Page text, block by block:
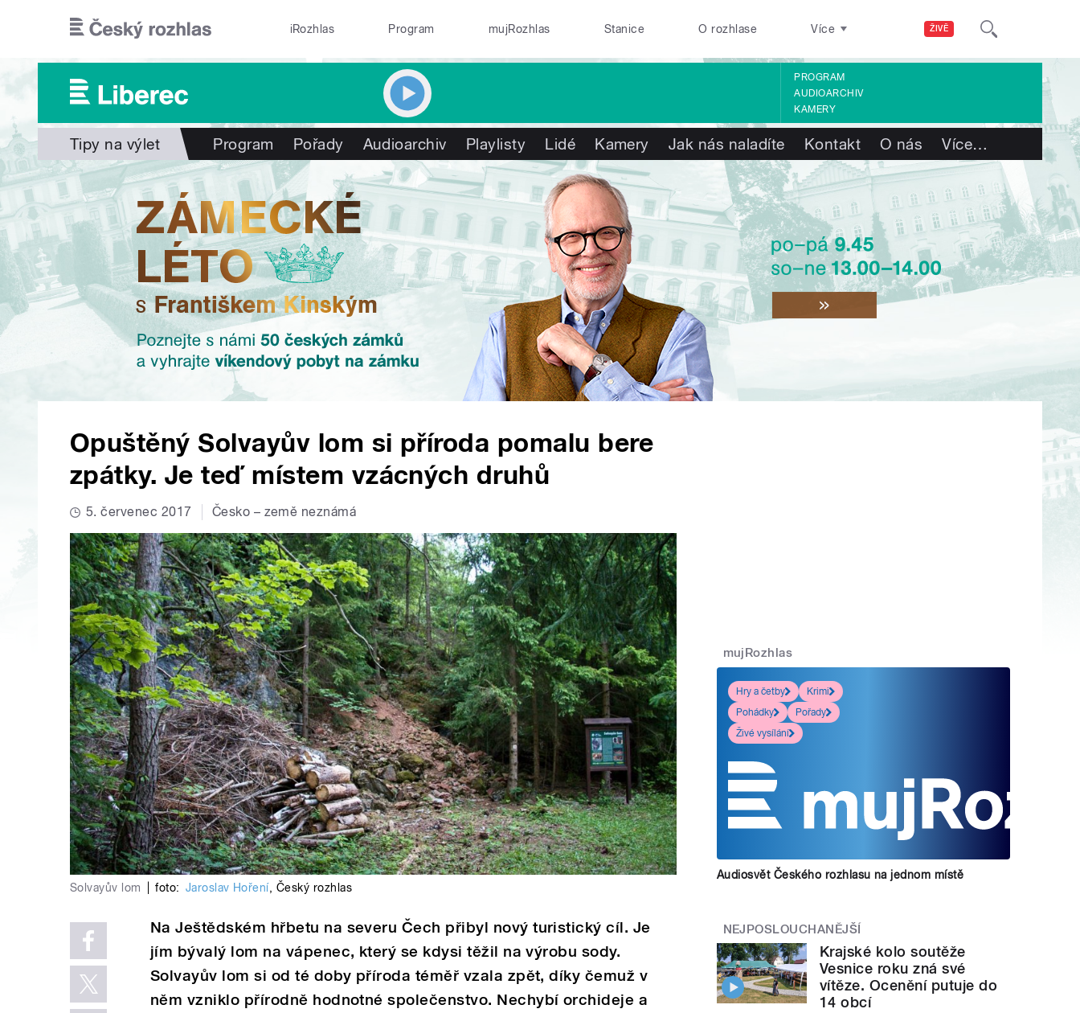
ŽIVĚ
iRozhlas Program mujRozhlas Stanice O rozhlase Více
PROGRAM
AUDIOARCHIV
KAMERY
Tipy na výlet Program Pořady Audioarchiv Playlisty Lidé Kamery Jak nás naladíte Kontakt O nás Více…
Opuštěný Solvayův lom si příroda pomalu bere
zpátky. Je teď místem vzácných druhů
5. červenec 2017 Česko – země neznámá
Solvayův lom foto: Jaroslav Hoření, Český rozhlas
Na Ještědském hřbetu na severu Čech přibyl nový turistický cíl. Je
jím bývalý lom na vápenec, který se kdysi těžil na výrobu sody.
Solvayův lom si od té doby příroda téměř vzala zpět, díky čemuž v
něm vzniklo přírodně hodnotné společenstvo. Nechybí orchideje a
mujRozhlas
Hry a četby
Krimi
Pohádky
Pořady
Živé vysílání
Audiosvět Českého rozhlasu na jednom místě
NEJPOSLOUCHANĚJŠÍ
Krajské kolo soutěže
Vesnice roku zná své
vítěze. Ocenění putuje do
14 obcí